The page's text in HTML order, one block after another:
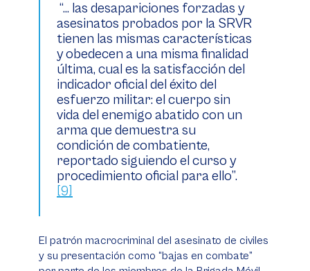
“… las desapariciones forzadas y
asesinatos probados por la SRVR
tienen las mismas características
y obedecen a una misma finalidad
última, cual es la satisfacción del
indicador oficial del éxito del
esfuerzo militar: el cuerpo sin
vida del enemigo abatido con un
arma que demuestra su
condición de combatiente,
reportado siguiendo el curso y
procedimiento oficial para ello”.
[9]
El patrón macrocriminal del asesinato de civiles
y su presentación como “bajas en combate”